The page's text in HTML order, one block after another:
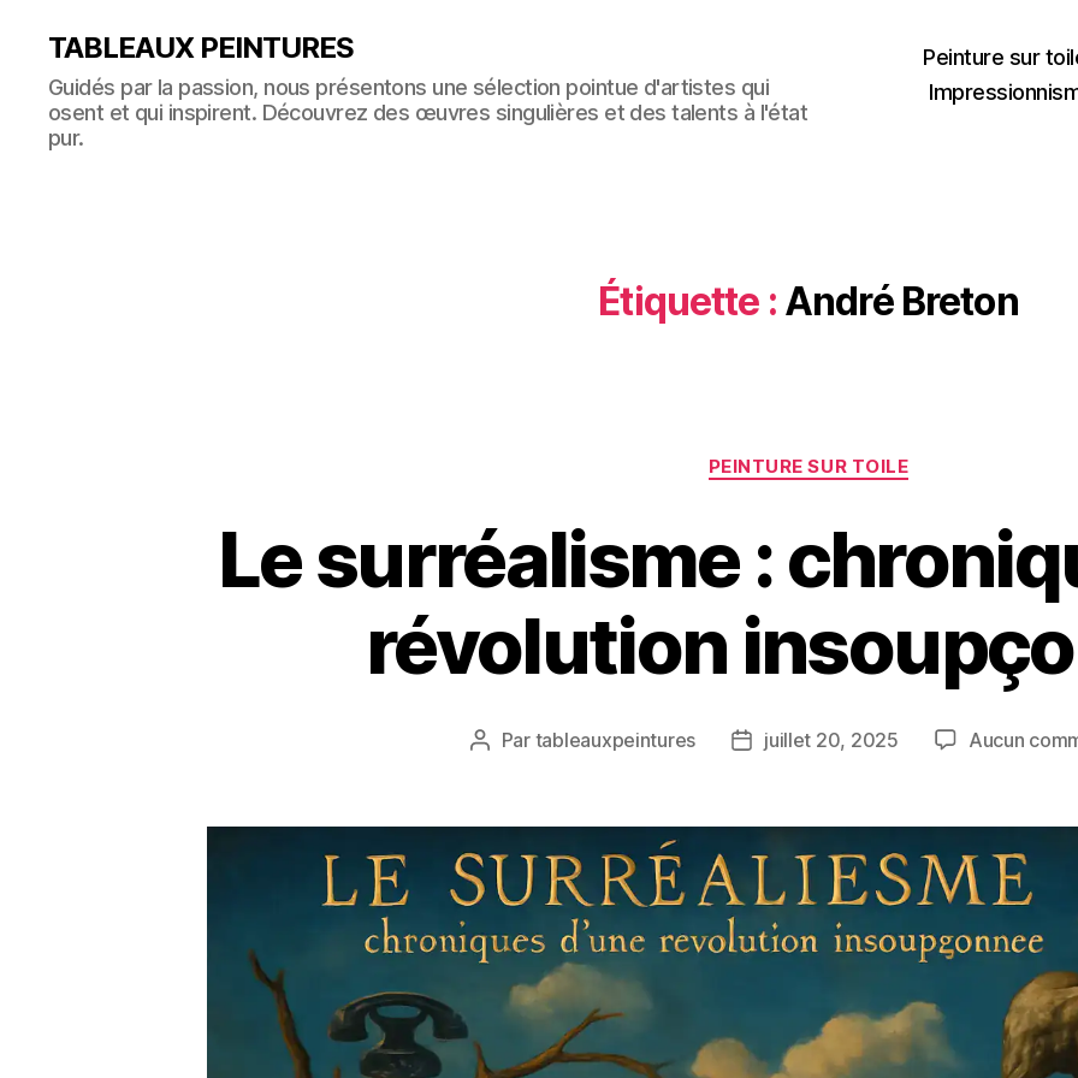
TABLEAUX PEINTURES
Guidés par la passion, nous présentons une sélection pointue d'artistes qui
osent et qui inspirent. Découvrez des œuvres singulières et des talents à l'état
pur.
Peinture sur
Étiquette : André Breton
Catégories
PEINTURE SUR TOILE
Le surréalisme :
révolution
Auteur
Par tableauxpeintures
Datejuillet 20, 2025 Aucun